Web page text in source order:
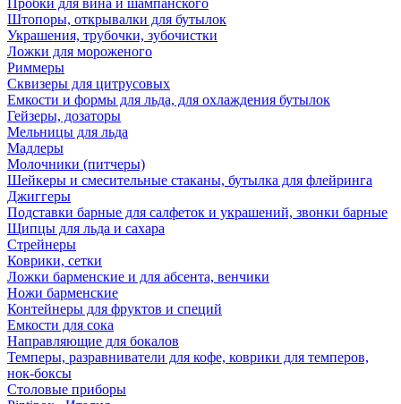
Пробки для вина и шампанского
Штопоры, открывалки для бутылок
Украшения, трубочки, зубочистки
Ложки для мороженого
Риммеры
Сквизеры для цитрусовых
Емкости и формы для льда, для охлаждения бутылок
Гейзеры, дозаторы
Мельницы для льда
Мадлеры
Молочники (питчеры)
Шейкеры и смесительные стаканы, бутылка для флейринга
Джиггеры
Подставки барные для салфеток и украшений, звонки барные
Щипцы для льда и сахара
Стрейнеры
Коврики, сетки
Ложки барменские и для абсента, венчики
Ножи барменские
Контейнеры для фруктов и специй
Емкости для сока
Направляющие для бокалов
Темперы, разравниватели для кофе, коврики для темперов,
нок-боксы
Столовые приборы